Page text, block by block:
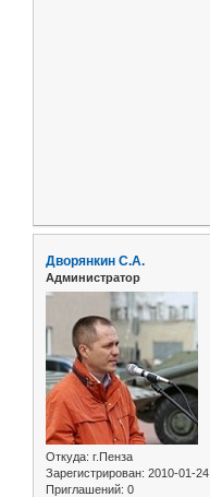
Дворянкин С.А.
Администратор
Откуда: г.Пенза
Зарегистрирован: 2010-01-24
Приглашений: 0